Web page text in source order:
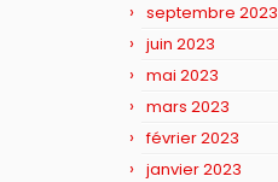
septembre 2023
juin 2023
mai 2023
mars 2023
février 2023
janvier 2023